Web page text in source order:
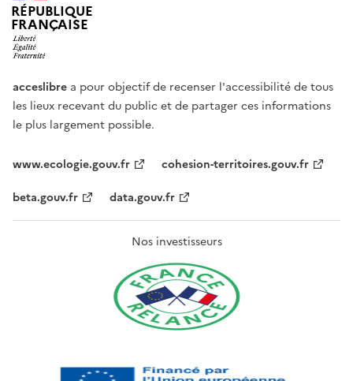
RÉPUBLIQUE
FRANÇAISE
acceslibre a pour objectif de recenser l'accessibilité de tous
les lieux recevant du public et de partager ces informations
le plus largement possible.
www.ecologie.gouv.fr
cohesion-territoires.gouv.fr
beta.gouv.fr
data.gouv.fr
Nos investisseurs